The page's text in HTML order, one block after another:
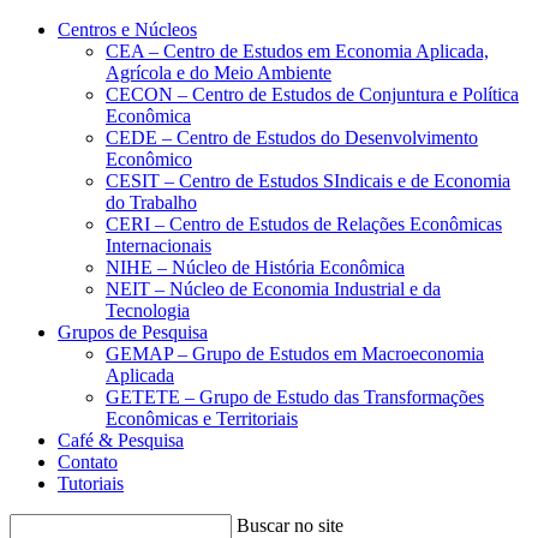
Conteúdo principal Menu principal
Centros e Núcleos
CEA – Centro de Estudos em Economia Aplicada,
Agrícola e do Meio Ambiente
CECON – Centro de Estudos de Conjuntura e Política
Econômica
CEDE – Centro de Estudos do Desenvolvimento
Econômico
CESIT – Centro de Estudos SIndicais e de Economia
do Trabalho
CERI – Centro de Estudos de Relações Econômicas
Internacionais
NIHE – Núcleo de História Econômica
NEIT – Núcleo de Economia Industrial e da
Tecnologia
Grupos de Pesquisa
GEMAP – Grupo de Estudos em Macroeconomia
Aplicada
GETETE – Grupo de Estudo das Transformações
Econômicas e Territoriais
Café & Pesquisa
Contato
Tutoriais
Buscar no site